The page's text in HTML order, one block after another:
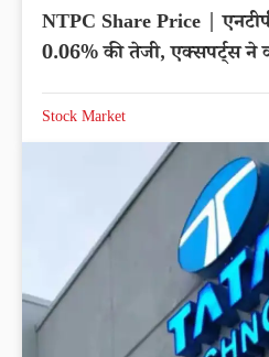
NTPC Share Price |
0.06% की तेजी, एक्सपर्ट्स ने
Stock Market